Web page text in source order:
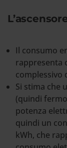
Il consumo
rappresenta
complessivo
Si stima che
(quindi
potenza
quindi un
kWh, che